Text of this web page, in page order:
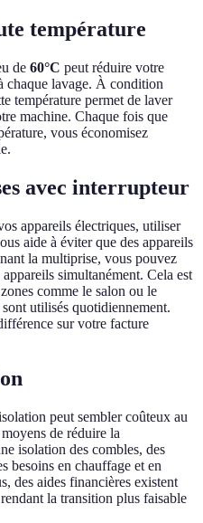
température
de 60°C peut réduire votre
chaque lavage. À condition
température permet de laver
machine. Chaque fois que
vous économisez
avec interrupteur
appareils électriques, utiliser
aide à éviter que des appareils
la multiprise, vous pouvez
simultanément. Cela est
comme le salon ou le
utilisés quotidiennement.
sur votre facture
peut sembler coûteux au
de réduire la
isolation des combles, des
besoins en chauffage et en
des aides financières existent
la transition plus faisable